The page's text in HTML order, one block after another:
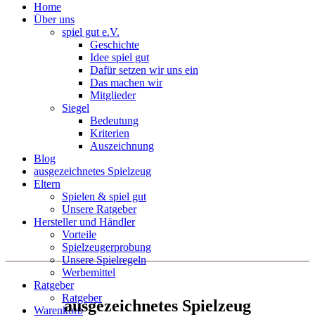
Home
Über uns
spiel gut e.V.
Geschichte
Idee spiel gut
Dafür setzen wir uns ein
Das machen wir
Mitglieder
Siegel
Bedeutung
Kriterien
Auszeichnung
Blog
ausgezeichnetes Spielzeug
Eltern
Spielen & spiel gut
Unsere Ratgeber
Hersteller und Händler
Vorteile
Spielzeugerprobung
Unsere Spielregeln
Werbemittel
Ratgeber
Ratgeber
Warenkorbausgezeichnetes Spielzeug